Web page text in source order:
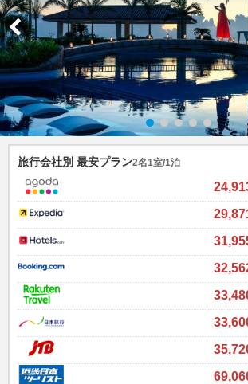
旅行会社別 最安プラン2名1室/1泊